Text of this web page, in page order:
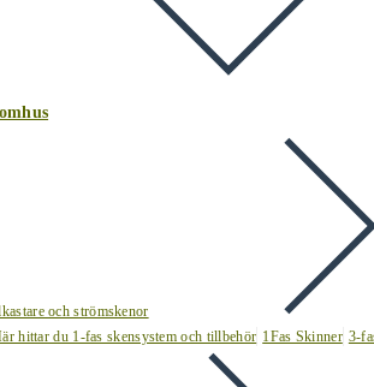
och strömskenor
hittar du 1-fas skensystem och tillbehör 1Fas Skinner 3-